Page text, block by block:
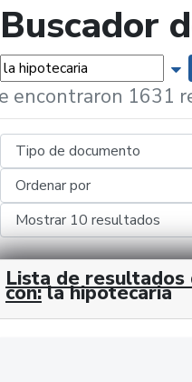
Buscador
encontraron 1631
Lista de resultados
con: la hipotecaria